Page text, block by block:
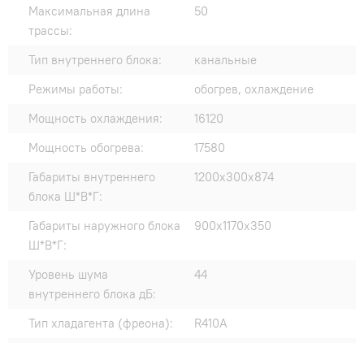
Максимальная длина
трассы:
50
Тип внутреннего блока:
канальные
Режимы работы:
обогрев, охлаждение
Мощность охлаждения:
16120
Мощность обогрева:
17580
Габариты внутреннего
блока Ш*В*Г:
1200х300х874
Габариты наружного блока
Ш*В*Г:
900х1170х350
Уровень шума
внутреннего блока дБ:
44
Тип хладагента (фреона):
R410A